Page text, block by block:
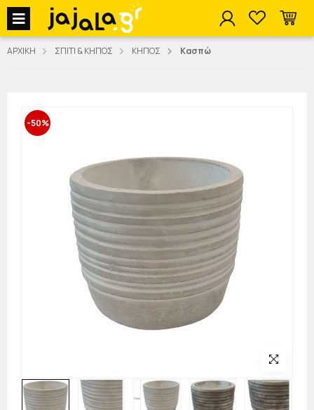
jajala Menu
ΑΡΧΙΚΗ ΣΠΙΤΙ & ΚΗΠΟΣ ΚΗΠΟΣ Κασπώ
-50%